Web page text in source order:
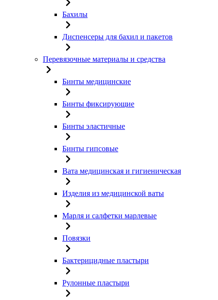
Бахилы
Диспенсеры для бахил и пакетов
Перевязочные материалы и средства
Бинты медицинские
Бинты фиксирующие
Бинты эластичные
Бинты гипсовые
Вата медицинская и гигиеническая
Изделия из медицинской ваты
Марля и салфетки марлевые
Повязки
Бактерицидные пластыри
Рулонные пластыри